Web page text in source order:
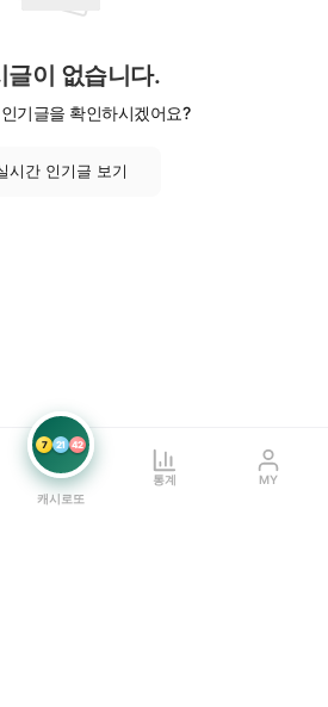
글이 없습니다.
기글을 확인하시겠어요?
시간 인기글 보기
7 21 42
캐시로또
통계 MY